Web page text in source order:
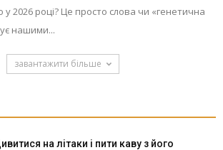
2026 році? Це просто слова чи «генетична
нашими...
завантажити більше
на літаки і пити каву з його